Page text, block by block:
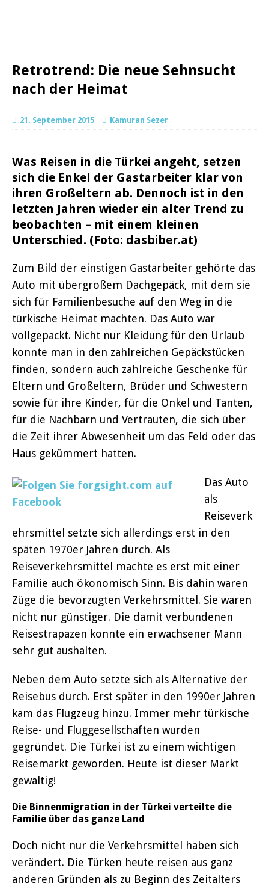
Retrotrend: Die neue Sehnsucht
nach der Heimat
21. September 2015 Kamuran Sezer
Was Reisen in die Türkei angeht, setzen
sich die Enkel der Gastarbeiter klar von
ihren Großeltern ab. Dennoch ist in den
letzten Jahren wieder ein alter Trend zu
beobachten – mit einem kleinen
Unterschied. (Foto: dasbiber.at)
Zum Bild der einstigen Gastarbeiter gehörte das
Auto mit übergroßem Dachgepäck, mit dem sie
sich für Familienbesuche auf den Weg in die
türkische Heimat machten. Das Auto war
vollgepackt. Nicht nur Kleidung für den Urlaub
konnte man in den zahlreichen Gepäckstücken
finden, sondern auch zahlreiche Geschenke für
Eltern und Großeltern, Brüder und Schwestern
sowie für ihre Kinder, für die Onkel und Tanten,
für die Nachbarn und Vertrauten, die sich über
die Zeit ihrer Abwesenheit um das Feld oder das
Haus gekümmert hatten.
Das Auto
als
Reiseverk
ehrsmittel setzte sich allerdings erst in den
späten 1970er Jahren durch. Als
Reiseverkehrsmittel machte es erst mit einer
Familie auch ökonomisch Sinn. Bis dahin waren
Züge die bevorzugten Verkehrsmittel. Sie waren
nicht nur günstiger. Die damit verbundenen
Reisestrapazen konnte ein erwachsener Mann
sehr gut aushalten.
Neben dem Auto setzte sich als Alternative der
Reisebus durch. Erst später in den 1990er Jahren
kam das Flugzeug hinzu. Immer mehr türkische
Reise- und Fluggesellschaften wurden
gegründet. Die Türkei ist zu einem wichtigen
Reisemarkt geworden. Heute ist dieser Markt
gewaltig!
Die Binnenmigration in der Türkei verteilte die
Familie über das ganze Land
Doch nicht nur die Verkehrsmittel haben sich
verändert. Die Türken heute reisen aus ganz
anderen Gründen als zu Beginn des Zeitalters